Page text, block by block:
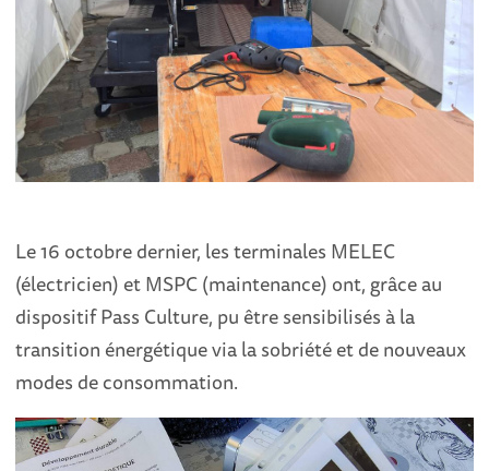
Le 16 octobre dernier, les terminales MELEC
(électricien) et MSPC (maintenance) ont, grâce au
dispositif Pass Culture, pu être sensibilisés à la
transition énergétique via la sobriété et de nouveaux
modes de consommation.